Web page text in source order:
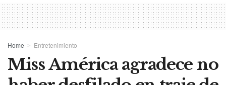
Home Entretenimiento
Miss América agradece no